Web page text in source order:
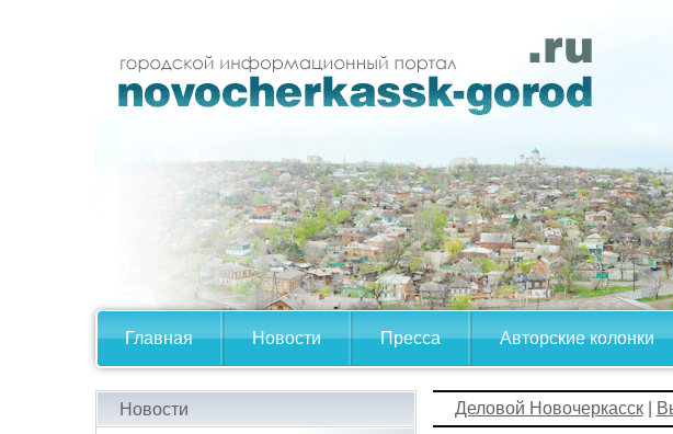
Главная Новости Пресса Авторские колонки
Новости Деловой Новочеркасск|